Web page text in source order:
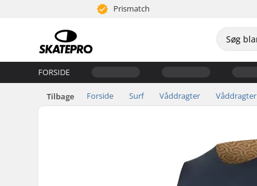
Prismatch
FORSIDE
Tilbage Forside Surf Våddragter Våddragter